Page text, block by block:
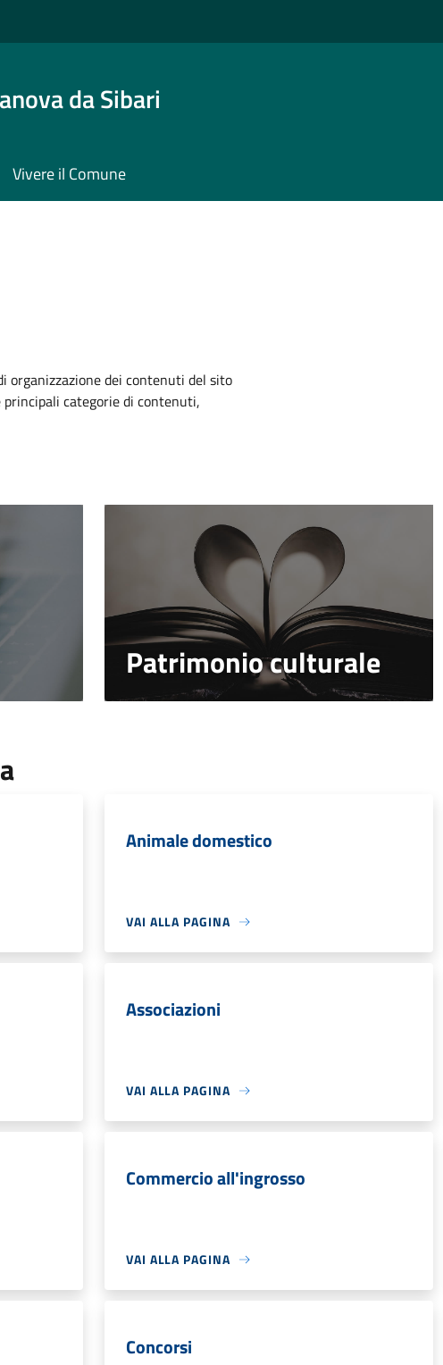
da Sibari
Vivere il Comune
organizzazione dei contenuti del sito
categorie di contenuti,
Patrimonio culturale
Animale domestico
VAI ALLA PAGINA
Associazioni
VAI ALLA PAGINA
Commercio all'ingrosso
VAI ALLA PAGINA
Concorsi